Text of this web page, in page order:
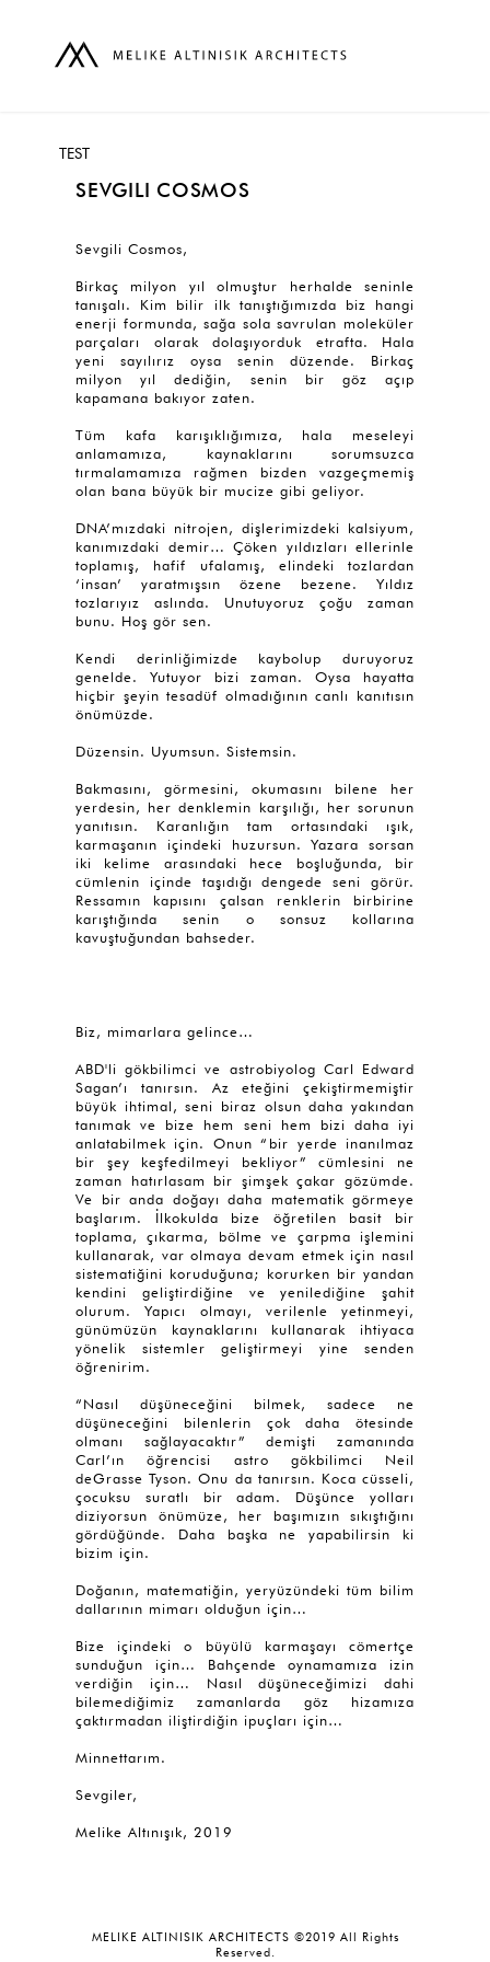
TEST
SEVGILI COSMOS
Sevgili Cosmos,
Birkaç milyon yıl olmuştur herhalde seninle
tanışalı. Kim bilir ilk tanıştığımızda biz hangi
enerji formunda, sağa sola savrulan moleküler
parçaları olarak dolaşıyorduk etrafta. Hala
yeni sayılırız oysa senin düzende. Birkaç
milyon yıl dediğin, senin bir göz açıp
kapamana bakıyor zaten.
Tüm kafa karışıklığımıza, hala meseleyi
anlamamıza, kaynaklarını sorumsuzca
tırmalamamıza rağmen bizden vazgeçmemiş
olan bana büyük bir mucize gibi geliyor.
DNA’mızdaki nitrojen, dişlerimizdeki kalsiyum,
kanımızdaki demir… Çöken yıldızları ellerinle
toplamış, hafif ufalamış, elindeki tozlardan
‘insan’ yaratmışsın özene bezene. Yıldız
tozlarıyız aslında. Unutuyoruz çoğu zaman
bunu. Hoş gör sen.
Kendi derinliğimizde kaybolup duruyoruz
genelde. Yutuyor bizi zaman. Oysa hayatta
hiçbir şeyin tesadüf olmadığının canlı kanıtısın
önümüzde.
Düzensin. Uyumsun. Sistemsin.
Bakmasını, görmesini, okumasını bilene her
yerdesin, her denklemin karşılığı, her sorunun
yanıtısın. Karanlığın tam ortasındaki ışık,
karmaşanın içindeki huzursun. Yazara sorsan
iki kelime arasındaki hece boşluğunda, bir
cümlenin içinde taşıdığı dengede seni görür.
Ressamın kapısını çalsan renklerin birbirine
karıştığında senin o sonsuz kollarına
kavuştuğundan bahseder.
Biz, mimarlara gelince…
ABD'li gökbilimci ve astrobiyolog Carl Edward
Sagan’ı tanırsın. Az eteğini çekiştirmemiştir
büyük ihtimal, seni biraz olsun daha yakından
tanımak ve bize hem seni hem bizi daha iyi
anlatabilmek için. Onun “bir yerde inanılmaz
bir şey keşfedilmeyi bekliyor” cümlesini ne
zaman hatırlasam bir şimşek çakar gözümde.
Ve bir anda doğayı daha matematik görmeye
başlarım. İlkokulda bize öğretilen basit bir
toplama, çıkarma, bölme ve çarpma işlemini
kullanarak, var olmaya devam etmek için nasıl
sistematiğini koruduğuna; korurken bir yandan
kendini geliştirdiğine ve yenilediğine şahit
olurum. Yapıcı olmayı, verilenle yetinmeyi,
günümüzün kaynaklarını kullanarak ihtiyaca
yönelik sistemler geliştirmeyi yine senden
öğrenirim.
“Nasıl düşüneceğini bilmek, sadece ne
düşüneceğini bilenlerin çok daha ötesinde
olmanı sağlayacaktır” demişti zamanında
Carl’ın öğrencisi astro gökbilimci Neil
deGrasse Tyson. Onu da tanırsın. Koca cüsseli,
çocuksu suratlı bir adam. Düşünce yolları
diziyorsun önümüze, her başımızın sıkıştığını
gördüğünde. Daha başka ne yapabilirsin ki
bizim için.
Doğanın, matematiğin, yeryüzündeki tüm bilim
dallarının mimarı olduğun için…
Bize içindeki o büyülü karmaşayı cömertçe
sunduğun için… Bahçende oynamamıza izin
verdiğin için… Nasıl düşüneceğimizi dahi
bilemediğimiz zamanlarda göz hizamıza
çaktırmadan iliştirdiğin ipuçları için…
Minnettarım.
Sevgiler,
Melike Altınışık, 2019
MELIKE ALTINISIK ARCHITECTS ©2019 All Rights
Reserved.